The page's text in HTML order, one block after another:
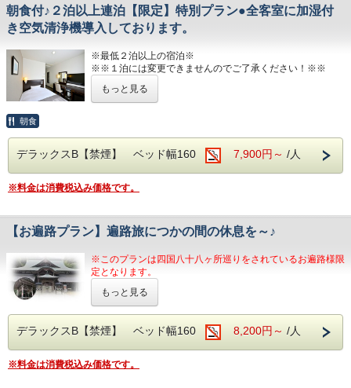
■チェックイン14:00~24:00(最終) / チェックアウト11:00
ウェルカムドリンク 14:00〜23:00、コインランドリー 7：
00～22：00（有料）、自動販売機、製氷機、電子レンジ、
アメニティバー、会議室
西日本最高峰の石鎚山を望める展望浴場をお楽しみください
■男女別展望浴場(最上階：９階)
ン温泉
営業時間：14:00~24:00、翌6:00~9:00
■平面120台駐車場 (敷地内＆第二駐車場)
1日１台税込300円 ※バス・トラックは事前予約をお願いし
ます（料金が異なります）
■焼き立てパンや産直市から取り寄せた地元野菜の和洋バイ
がりいただけます
■室内設備(全部屋１４平米以上)
・シモンズ社製デュベスタイルロング＆ワイドベッドで快適
な寝心地
・43型壁掛けテレビ、全室加湿機能付き空気清浄機、今治
タオル、各部屋Wi-Fi
■チェックイン14:00~24:00(最終) / チェックアウト11:00
■各種サービス
朝食付♪２泊以上連泊【限定】特別プラン●全客室に加湿付
き空気清浄機導入しております。
※最低２泊以上の宿泊※
※※１泊には変更できませんのでご了承ください！※※
２泊以上宿泊するお客様にお贈りする特別なプランです。
■男女別展望浴場(最上階：９階)
ン温泉
営業時間：14:00~24:00、翌6:00~9:00
■JR伊予西条駅より徒歩1分の好立地
隣がコンビニ、石鎚へのバスも真正面バス停から出ています
■平面120台駐車場 (敷地内＆第二駐車場)
1日１台税込300円 ※バス・トラックは事前予約をお願いし
ます（料金が異なります）
■焼き立てパンや産直市から取り寄せた地元野菜の和洋バイ
こちらの朝食付きプランでご予約いただくとお得にお召し上
もっと見る
朝食
デラックスB【禁煙】 ベッド幅160 7,900円～ /人
※料金は消費税込み価格です。
【お遍路プラン】遍路旅につかの間の休息を～♪
※このプランは四国八十八ヶ所巡りをされているお遍路様限
定となります。
当ホテルの近くには、６０番札所の横峰寺をはじめ、香
園寺、宝寿寺、吉祥寺、前神寺とあります。
ょう！！
横峰寺へのバス乗り場はJR伊予西条駅前で、ホテルか
ら徒歩１分です。
もっと見る
デラックスB【禁煙】 ベッド幅160 8,200円～ /人
※料金は消費税込み価格です。